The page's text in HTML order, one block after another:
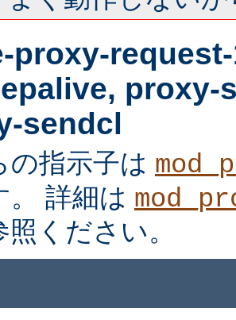
proxy-
proxy-
sendcl
の指示子は
。 詳細は
照ください。